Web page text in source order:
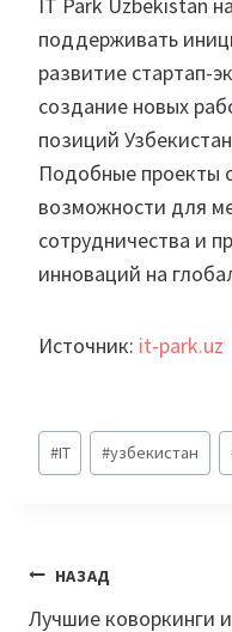
поддерживать
развитие стартап-
создание новых
позиций
Подобные проекты
возможности для
сотрудничества и
инноваций на
Источник: it-park.uz
Метки
записи:
#IT #узбекистан
Навигация
по
НАЗАД
Лучшие коворкинги и